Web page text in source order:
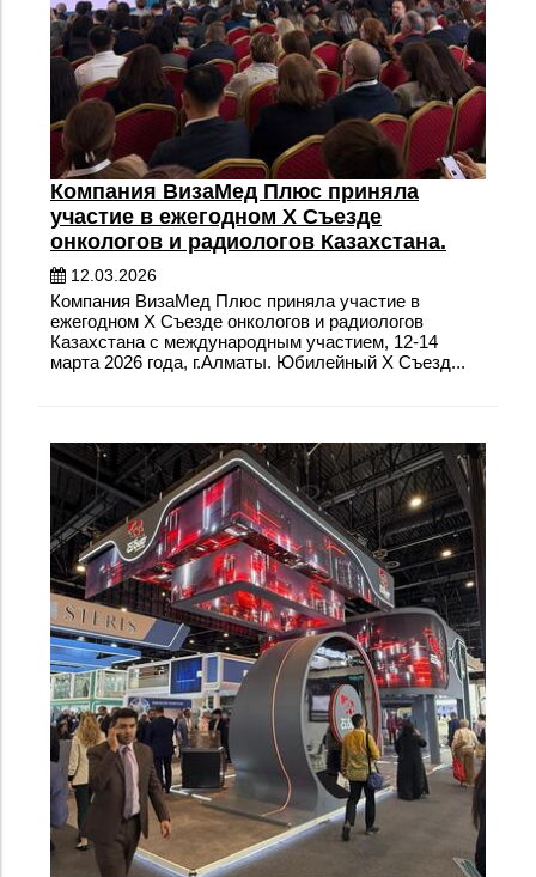
Компания ВизаМед Плюс приняла
участие в ежегодном X Съезде
онкологов и радиологов Казахстана.
12.03.2026
Компания ВизаМед Плюс приняла участие в
ежегодном X Съезде онкологов и радиологов
Казахстана с международным участием, 12-14
марта 2026 года, г.Алматы. Юбилейный X Съезд...